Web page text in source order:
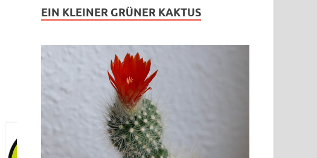
EIN KLEINER GRÜNER KAKTUS